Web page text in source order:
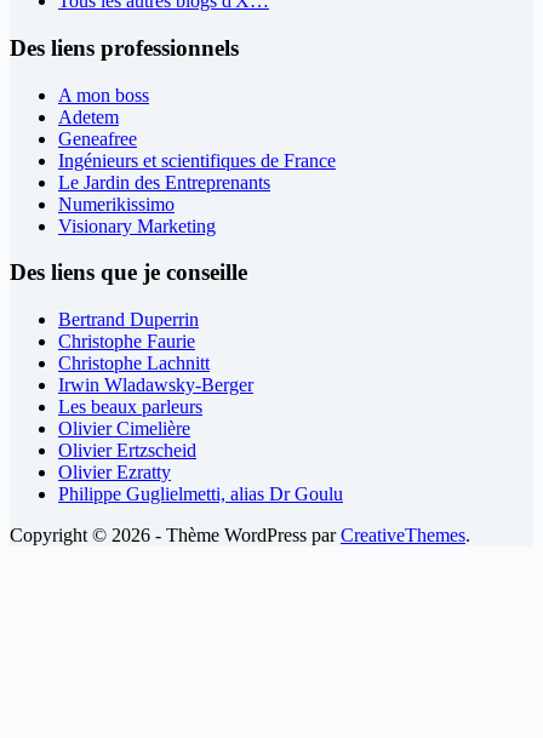
Des liens professionnels
A mon boss
Adetem
Geneafree
Ingénieurs et scientifiques de France
Le Jardin des Entreprenants
Numerikissimo
Visionary Marketing
Des liens que je conseille
Bertrand Duperrin
Christophe Faurie
Christophe Lachnitt
Irwin Wladawsky-Berger
Les beaux parleurs
Olivier Cimelière
Olivier Ertzscheid
Olivier Ezratty
Philippe Guglielmetti, alias Dr Goulu
Copyright © 2026 - Thème WordPress parCreativeThemes.